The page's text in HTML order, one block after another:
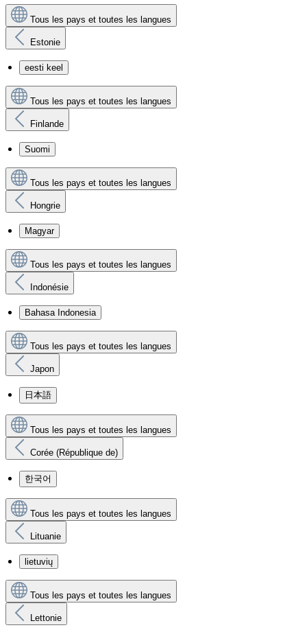
Tous les pays et toutes les langues
Estonie
eesti keel
Tous les pays et toutes les langues
Finlande
Suomi
Tous les pays et toutes les langues
Hongrie
Magyar
Tous les pays et toutes les langues
Indonésie
Bahasa Indonesia
Tous les pays et toutes les langues
Japon
日本語
Tous les pays et toutes les langues
Corée (République de)
한국어
Tous les pays et toutes les langues
Lituanie
lietuvių
Tous les pays et toutes les langues
Lettonie